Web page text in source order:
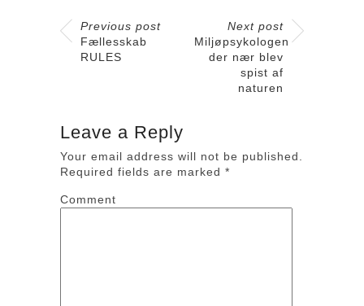
Previous post
Fællesskab
RULES
Next post
Miljøpsykologen
der nær blev
spist af
naturen
Leave a Reply
Your email address will not be published.
Required fields are marked *
Comment